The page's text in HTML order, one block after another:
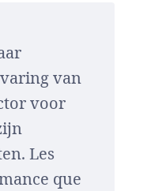
van
voor
Les
que